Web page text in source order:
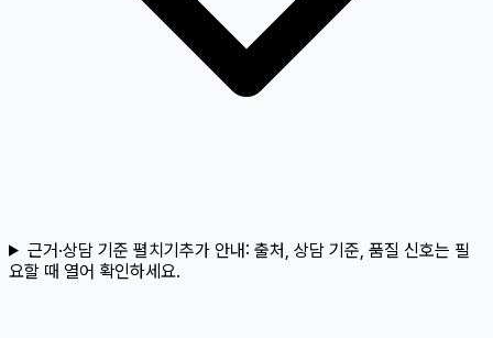
근거·상담 기준 펼치기추가 안내: 출처, 상담 기준, 품질 신호는 필
요할 때 열어 확인하세요.